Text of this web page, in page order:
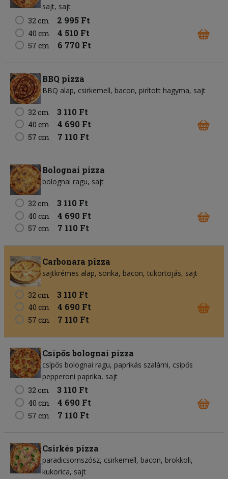
sajt sajt
32 cm
2 995 Ft
40 cm 4 510 Ft
57 cm 6 770 Ft
BBQ pizza
BBQ alap csirkemell bacon pirított hagyma sajt
32 cm 3 110 Ft
40 cm 4 690 Ft
57 cm 7 110 Ft
Bolognai pizza
bolognai ragu sajt
32 cm 3 110 Ft
40 cm 4 690 Ft
57 cm 7 110 Ft
Carbonara pizza
sajtkrémes alap sonka bacon tükörtojás sajt
32 cm 3 110 Ft
40 cm 4 690 Ft
57 cm 7 110 Ft
Csípős bolognai pizza
csípős bolognai ragu paprikás szalámi csípős
pepperoni paprika sajt
32 cm
3 110 Ft
40 cm 4 690 Ft
57 cm 7 110 Ft
Csirkés pizza
paradicsomszósz csirkemell bacon brokkoli
kukorica sajt